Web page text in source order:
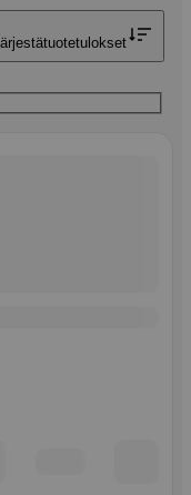
tuotetulokset